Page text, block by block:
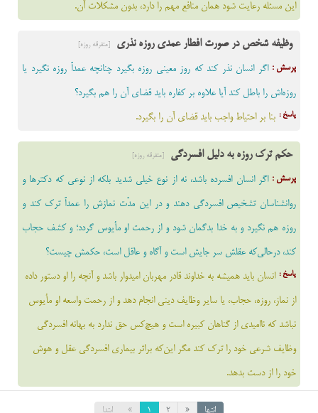
این مسئله رعایت شود همان منافع مهم را دارد، بدون مشکلات آن.
وظیفه شخص در صورت افطار عمدی روزه نذری [متفرقه روزه]
پرسش : اگر انسان نذر کند که روز معینی روزه بگیرد چنانچه عمداً روزه نگیرد یا
روزه‌اش را باطل کند آیا علاوه بر کفاره باید قضای آن را هم بگیرد؟
پاسخ : بنا بر احتیاط واجب باید قضای آن را بگیرد.
حکم ترک روزه به دلیل افسردگی [متفرقه روزه]
پرسش : اگر انسان افسرده باشد، نه از نوع خیلى شدید بلکه از نوعى که دکترها و
روانشناسان تشخیص افسردگى دهند و در این مدّت نمازش را عمداً ترک کند و
روزه هم نگیرد و به خدا بدگمان شود و از رحمت او مأیوس گردد؛ و کشف حجاب
کند، درحالی‌که عقلش سر جایش است و آگاه و عاقل است، حکمش چیست؟
پاسخ : انسان باید همیشه به خداوند قادر مهربان امیدوار باشد و آنچه را او دستور داده
از نماز، روزه، حجاب، یا سایر وظایف دینى انجام دهد و از رحمت واسعه او مأیوس
نباشد که ناامیدى از گناهان کبیره است و هیچ‌کس حق ندارد به بهانه افسردگى
وظایف شرعى خود را ترک کند مگر این‌که براثر بیمارى افسردگى عقل و هوش
خود را از دست بدهد.
ابتدا » 1 2 « انتها